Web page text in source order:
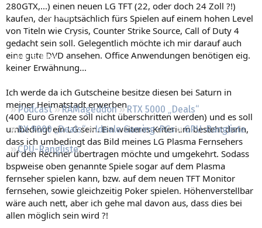
Neue Beiträge
Neueste Aktivitäten
Leserartikel
Podcast RAMageddon
RTX 5000 „Deals“
RX 9000 „Deals“
Ideale Gaming-PCs
GPU-Rangliste
CPU-Rangliste
280GTX,...) einen neuen LG TFT (22, oder doch 24 Zoll ?!)
kaufen, der hauptsächlich fürs Spielen auf einem hohen Level
von Titeln wie Crysis, Counter Strike Source, Call of Duty 4
gedacht sein soll. Gelegentlich möchte ich mir darauf auch
eine gute DVD ansehen. Office Anwendungen benötigen eig.
keiner Erwähnung...
Ich werde da ich Gutscheine besitze diesen bei Saturn in
meiner Heimatstadt erwerben
(400 Euro Grenze soll nicht überschritten werden) und es soll
umbedingt ein LG sein. Ein weiteres Kriterium besteht darin,
dass ich umbedingt das Bild meines LG Plasma Fernsehers
auf den Rechner übertragen möchte und umgekehrt. Sodass
bspweise oben genannte Spiele sogar auf dem Plasma
fernseher spielen kann, bzw. auf dem neuen TFT Monitor
fernsehen, sowie gleichzeitig Poker spielen. Höhenverstellbar
wäre auch nett, aber ich gehe mal davon aus, dass dies bei
allen möglich sein wird ?!